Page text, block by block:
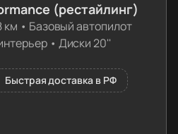
(рестайлинг)
км • Базовый автопилот
• Диски 20''
Быстрая доставка в РФ